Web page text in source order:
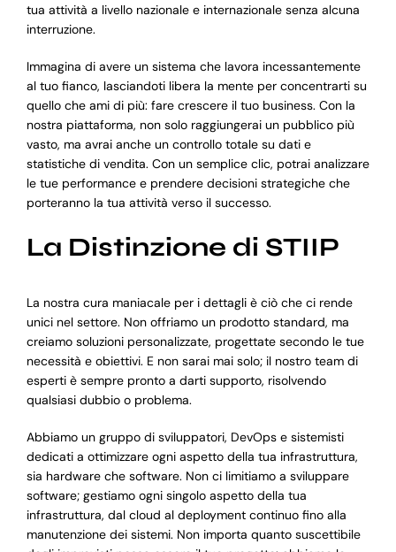
tua attività a livello nazionale e internazionale senza alcuna
interruzione.
Immagina di avere un sistema che lavora incessantemente
al tuo fianco, lasciandoti libera la mente per concentrarti su
quello che ami di più: fare crescere il tuo business. Con la
nostra piattaforma, non solo raggiungerai un pubblico più
vasto, ma avrai anche un controllo totale su dati e
statistiche di vendita. Con un semplice clic, potrai analizzare
le tue performance e prendere decisioni strategiche che
porteranno la tua attività verso il successo.
La Distinzione di STIIP
La nostra cura maniacale per i dettagli è ciò che ci rende
unici nel settore. Non offriamo un prodotto standard, ma
creiamo soluzioni personalizzate, progettate secondo le tue
necessità e obiettivi. E non sarai mai solo; il nostro team di
esperti è sempre pronto a darti supporto, risolvendo
qualsiasi dubbio o problema.
Abbiamo un gruppo di sviluppatori, DevOps e sistemisti
dedicati a ottimizzare ogni aspetto della tua infrastruttura,
sia hardware che software. Non ci limitiamo a sviluppare
software; gestiamo ogni singolo aspetto della tua
infrastruttura, dal cloud al deployment continuo fino alla
manutenzione dei sistemi. Non importa quanto suscettibile